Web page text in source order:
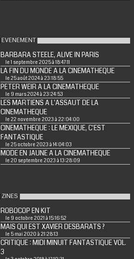
EVENEMENT
BARBARA STEELE, ALIVE IN PARIS
le 1 septembre 2025 à 18:47:11
LA FIN DU MONDE A LA CINEMATHEQUE
le 25 août 2024 à 23:18:55
PETER WEIR A LA CINEMATHEQUE
le 9 mars 2024 à 23:24:53
LES MARTIENS A L'ASSAUT DE LA
CINEMATHEQUE
le 22 novembre 2023 à 22:04:00
CINEMATHEQUE : LE MEXIQUE, C'EST
FANTASTIQUE
le 25 octobre 2023 à 14:04:03
MODE EN JAUNE A LA CINEMATHEQUE
le 20 septembre 2023 à 13:28:09
ZINES
ROBOCOP EN KIT
le 9 octobre 2021 à 15:16:52
MAIS QUI EST XAVIER DESBARATS ?
le 5 mai 2020 à 21:28:13
CRITIQUE : MIDI MINUIT FANTASTIQUE VOL.
3